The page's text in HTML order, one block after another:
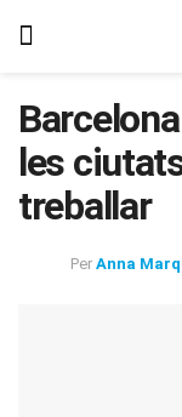
les
treballar
Per Anna